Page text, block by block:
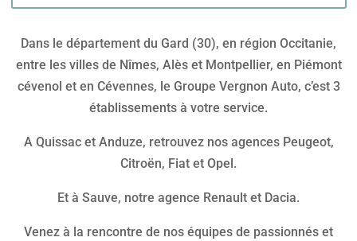
Dans le département du Gard (30), en région Occitanie,
entre les villes de Nîmes, Alès et Montpellier, en Piémont
cévenol et en Cévennes, le Groupe Vergnon Auto, c’est 3
établissements à votre service.
A Quissac et Anduze, retrouvez nos agences Peugeot,
Citroën, Fiat et Opel.
Et à Sauve, notre agence Renault et Dacia.
Venez à la rencontre de nos équipes de passionnés et